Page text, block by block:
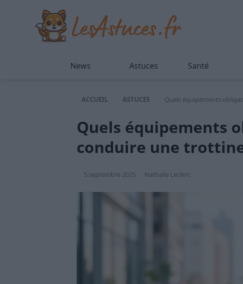
News Astuces Santé
ACCUEIL ASTUCES Quels équipements
Quels équipements
conduire une
5 septembre 2025 Nathalie Leclerc